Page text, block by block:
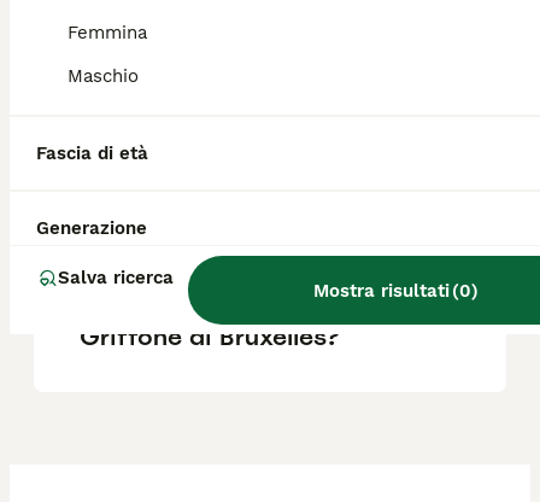
Femmina
Maschio
Fascia di età
Generazione
Salva ricerca
Mostra risultati(0)
Qual è la taglia del Griffon
Bleu de Gascogne?
Bleu de Gascogne?
Quali sono i difetti del
Griffone di Bruxelles?